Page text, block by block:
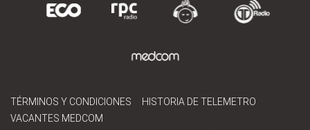
TÉRMINOS Y CONDICIONES
HISTORIA DE TELEMETRO
VACANTES MEDCOM